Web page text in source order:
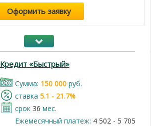
Оформить заявку
Кредит «Быстрый»
Cумма: 150 000руб.
cтавка 5.1 - 21.7%
срок 36 мес.
Ежемесячный платеж: 4 502 - 5 705